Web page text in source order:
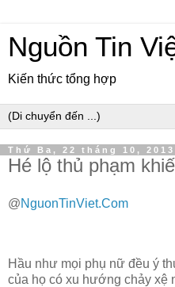
Nguồn Tin
Kiến thức tổng hợp
Thứ Ba, 22 tháng 10, 2013
Hé lộ thủ phạm
@NguonTinViet.Com
Hầu như mọi phụ nữ đều ý
của họ có xu hướng chảy xệ